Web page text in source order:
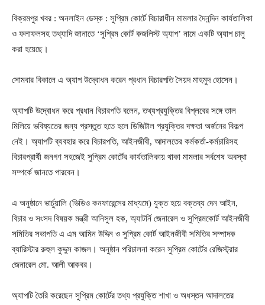
বিক্রমপুর খবর : অনলাইন ডেস্ক : সুপ্রিম কোর্টে বিচারাধীন মামলার দৈনন্দিন কার্যতালিকা
ও ফলাফলসহ তথ্যাদি জানাতে ‘সুপ্রিম কোর্ট কজলিস্ট অ্যাপ’ নামে একটি অ্যাপ চালু
করা হয়েছে।
সোমবার বিকালে এ অ্যাপ উদ্বোধন করেন প্রধান বিচারপতি সৈয়দ মাহমুদ হোসেন।
অ্যাপটি উদ্বোধন করে প্রধান বিচারপতি বলেন, তথ্যপ্রযুক্তির বিপ্লবের সঙ্গে তাল
মিলিয়ে ভবিষ্যতের জন্য প্রস্তুত হতে হলে ডিজিটাল প্রযুক্তির দক্ষতা অর্জনের বিকল্প
নেই। অ্যাপটি ব্যবহার করে বিচারপতি, আইনজীবী, আদালতের কর্মকর্তা-কর্মচারিসহ
বিচারপ্রার্থী জনগণ সহজেই সুপ্রিম কোর্টের কার্যতালিকায় থাকা মামলার সর্বশেষ অবস্থা
সম্পর্কে জানতে পারবেন।
এ অনুষ্ঠানে ভার্চুয়ালি (ভিডিও কনফারেন্সের মাধ্যমে) যুক্ত হয়ে বক্তব্য দেন আইন,
বিচার ও সংসদ বিষয়ক মন্ত্রী আনিসুল হক, অ্যাটর্নি জেনারেল ও সুপ্রিমকোর্ট আইনজীবী
সমিতির সভাপতি এ এম আমিন উদ্দিন ও সুপ্রিম কোর্ট আইনজীবী সমিতির সম্পাদক
ব্যারিস্টার রুহুল কুদ্দুস কাজল। অনুষ্ঠান পরিচালনা করেন সুপ্রিম কোর্টের রেজিস্ট্রার
জেনারেল মো. আলী আকবর।
অ্যাপটি তৈরি করেছেন সুপ্রিম কোর্টের তথ্য প্রযুক্তি শাখা ও অধস্তন আদালতের